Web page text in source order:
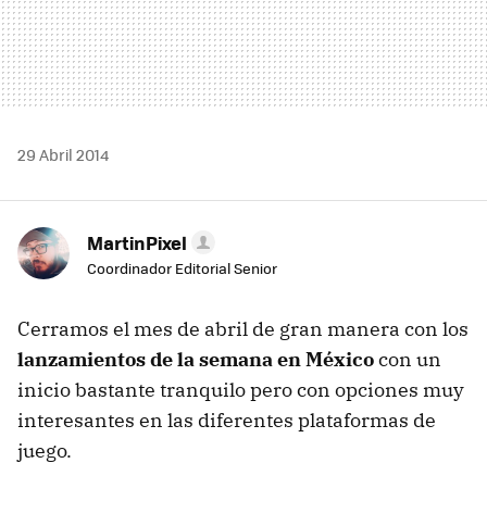
29 Abril 2014
MartinPixel
Coordinador Editorial Senior
Cerramos el mes de abril de gran manera con los
lanzamientos de la semana en Méxicocon un
inicio bastante tranquilo pero con opciones muy
interesantes en las diferentes plataformas de
juego.